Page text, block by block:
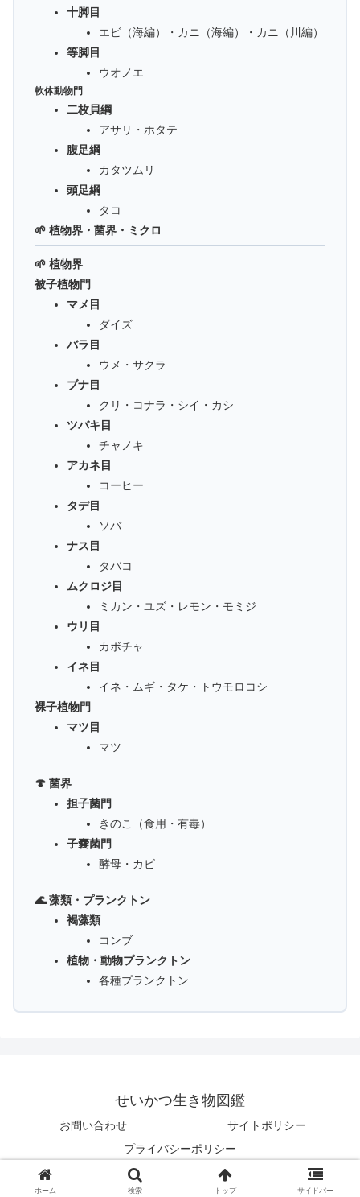
十脚目
エビ（海編）・カニ（海編）・カニ（川編）
等脚目
ウオノエ
軟体動物門
二枚貝綱
アサリ・ホタテ
腹足綱
カタツムリ
頭足綱
タコ
🌱 植物界・菌界・ミクロ
🌱 植物界
被子植物門
マメ目
ダイズ
バラ目
ウメ・サクラ
ブナ目
クリ・コナラ・シイ・カシ
ツバキ目
チャノキ
アカネ目
コーヒー
タデ目
ソバ
ナス目
タバコ
ムクロジ目
ミカン・ユズ・レモン・モミジ
ウリ目
カボチャ
イネ目
イネ・ムギ・タケ・トウモロコシ
裸子植物門
マツ目
マツ
🍄 菌界
担子菌門
きのこ（食用・有毒）
子嚢菌門
酵母・カビ
🌊 藻類・プランクトン
褐藻類
コンブ
植物・動物プランクトン
各種プランクトン
せいかつ生き物図鑑
お問い合わせ
サイトポリシー
プライバシーポリシー
© 2025 せいかつ生き物図鑑.
ホーム 検索 トップ サイドバー